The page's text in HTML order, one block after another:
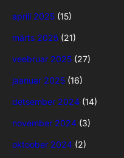
aprill 2025 (15)
märts 2025 (21)
veebruar 2025 (27)
jaanuar 2025 (16)
detsember 2024 (14)
november 2024 (3)
oktoober 2024 (2)